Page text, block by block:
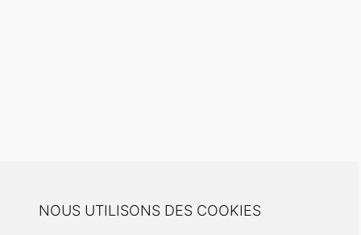
NOUS UTILISONS DES COOKIES